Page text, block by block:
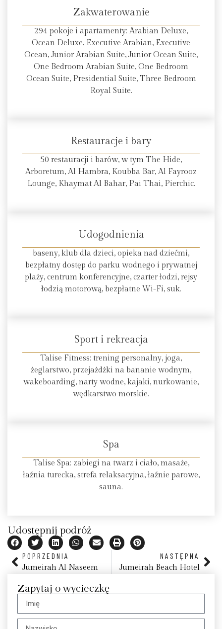
Zakwaterowanie
294 pokoje i apartamenty: Arabian Deluxe,
Ocean Deluxe, Executive Arabian, Executive
Ocean, Junior Arabian Suite, Junior Ocean Suite,
One Bedroom Arabian Suite, One Bedroom
Ocean Suite, Presidential Suite, Three Bedroom
Royal Suite.
Restauracje i bary
50 restauracji i barów, w tym The Hide,
Arboretum, Al Hambra, Koubba Bar, Al Fayrooz
Lounge, Khaymat Al Bahar, Pai Thai, Pierchic.
Udogodnienia
baseny, klub dla dzieci, opieka nad dziećmi,
bezpłatny dostęp do parku wodnego i prywatnej
plaży, centrum konferencyjne, czarter łodzi, rejsy
łodzią motorową, bezpłatne Wi-Fi, suk.
Sport i rekreacja
Talise Fitness: trening personalny, joga,
żeglarstwo, przejażdżki na bananie wodnym,
wakeboarding, narty wodne, kajaki, nurkowanie,
wędkarstwo morskie.
Spa
Talise Spa: zabiegi na twarz i ciało, masaże,
łaźnia turecka, strefa relaksacyjna, łaźnie parowe,
sauna.
Udostępnij podróż
POPRZEDNIA
Jumeirah Al Naseem
NASTĘPNA
Jumeirah Beach Hotel
Zapytaj o wycieczkę